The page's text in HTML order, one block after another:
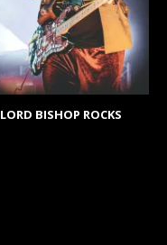
LORD BISHOP ROCKS